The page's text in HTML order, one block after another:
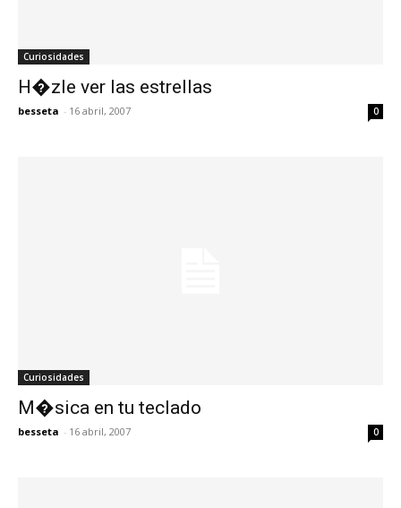
Curiosidades
H�zle ver las estrellas
besseta - 16 abril, 2007 0
Curiosidades
M�sica en tu teclado
besseta - 16 abril, 2007 0